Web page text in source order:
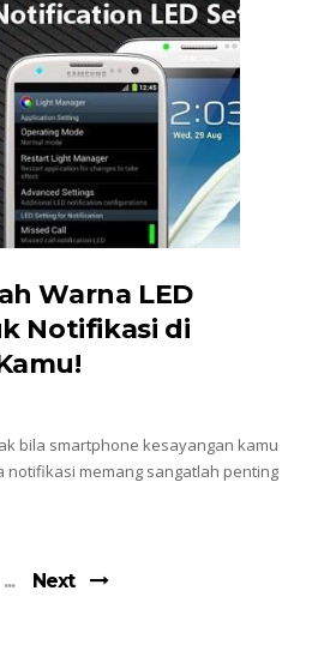
Warna LED
Notifikasi di
bila smartphone kesayangan kamu
notifikasi memang sangatlah penting
Next